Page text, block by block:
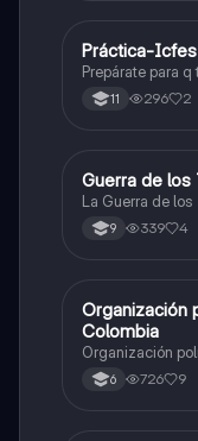
Sociales/Historia
Práctica-Icfes
Prepárate para q
11 296 2
Sociales/Historia
Guerra de los
La Guerra de
9 339 4
Sociales/Historia
Organización
Colombia
Organización
6 726 9